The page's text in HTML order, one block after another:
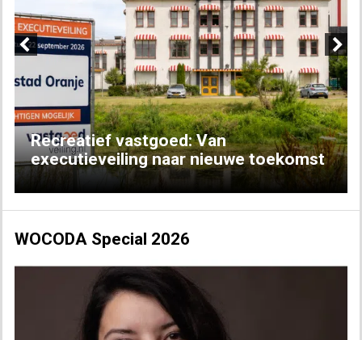
Recreatief vastgoed: Van
executieveiling naar nieuwe toekomst
Next
WOCODA Special 2026